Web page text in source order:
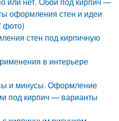
оформления стен и идеи
фото)
стен под кирпичную
в интерьере
и минусы. Оформление
под кирпич — варианты